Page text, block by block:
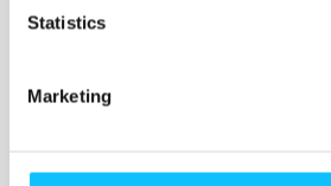
Statistics
Marketing
Nurmijärven seurakunta